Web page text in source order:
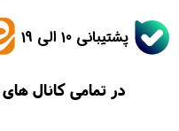
پشتیبانی 10 الی 19
در تمامی کانال